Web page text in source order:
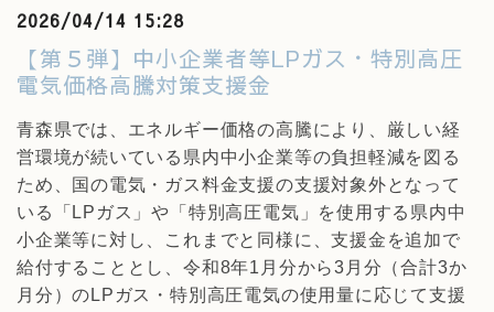
2026/04/14 15:28
【第５弾】中小企業者等LPガス・特別高圧
電気価格高騰対策支援金
青森県では、エネルギー価格の高騰により、厳しい経
営環境が続いている県内中小企業等の負担軽減を図る
ため、国の電気・ガス料金支援の支援対象外となって
いる「LPガス」や「特別高圧電気」を使用する県内中
小企業等に対し、
これまでと同様に、支援金を追加で
給付することとし、令和8年1月分から3月分（合計3か
月分）のLPガス・特別高圧電気の使用量に応じて支援